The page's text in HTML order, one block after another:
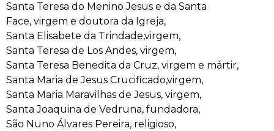
Santa Teresa do Menino Jesus e da Santa
Face, virgem e doutora da Igreja,
Santa Elisabete da Trindade,virgem,
Santa Teresa de Los Andes, virgem,
Santa Teresa Benedita da Cruz, virgem e mártir,
Santa Maria de Jesus Crucificado,virgem,
Santa Maria Maravilhas de Jesus, virgem,
Santa Joaquina de Vedruna, fundadora,
São Nuno Álvares Pereira, religioso,